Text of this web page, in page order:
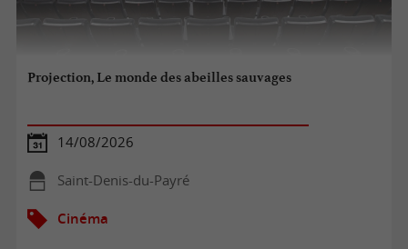
Projection, Le monde des abeilles sauvages
14/08/2026
Saint-Denis-du-Payré
Cinéma